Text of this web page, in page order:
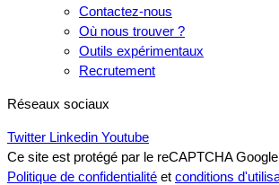
Contactez-nous
Où nous trouver ?
Outils expérimentaux
Recrutement
Réseaux sociaux
Twitter Linkedin Youtube
Ce site est protégé par le reCAPTCHA
Politique de confidentialité et conditions